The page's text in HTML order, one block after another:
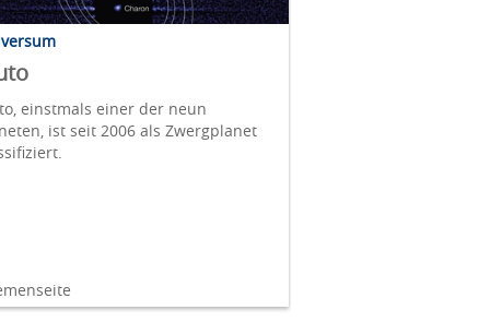
einstmals einer der neun
ist seit 2006 als Zwergplanet